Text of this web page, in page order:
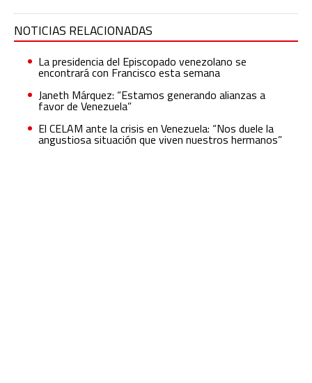
NOTICIAS RELACIONADAS
La presidencia del Episcopado venezolano se
encontrará con Francisco esta semana
Janeth Márquez: “Estamos generando alianzas a
favor de Venezuela”
El CELAM ante la crisis en Venezuela: “Nos duele la
angustiosa situación que viven nuestros hermanos”